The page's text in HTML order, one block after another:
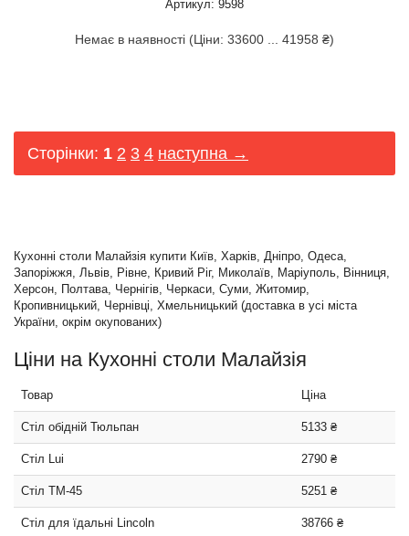
Артикул: 9598
Немає в наявності (Ціни: 33600 ... 41958 ₴)
Сторінки: 1 2 3 4 наступна →
Кухонні столи Малайзія купити Київ, Харків, Дніпро, Одеса,
Запоріжжя, Львів, Рівне, Кривий Ріг, Миколаїв, Маріуполь, Вінниця,
Херсон, Полтава, Чернігів, Черкаси, Суми, Житомир,
Кропивницький, Чернівці, Хмельницький (доставка в усі міста
України, окрім окупованих)
Ціни на Кухонні столи Малайзія
Товар Ціна
Стіл обідній Тюльпан 5133 ₴
Стіл Lui 2790 ₴
Стіл TM-45 5251 ₴
Стіл для їдальні Lincoln 38766 ₴